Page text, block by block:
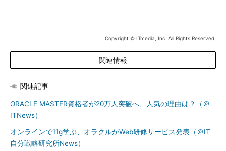
昨今、ミッションクリティカルなシステムやトランザクション
処理の増大といった環境変化が、データベースエンジニアの活動
Administrator）はもはやデータを管理・運用するだけではない。
アーキテクト（DBA）として、ローコストハイパフォーマンスな
システム設計の中核を担う存在である」（岩田氏）。日本オラク
ルは今後、上流工程で高い技能を発揮したDBAの活躍を、顧客事
例などから伝えていく方針。
Copyright © ITmedia, Inc. All Rights Reserved.
関連情報
関連記事
ORACLE MASTER資格者が20万人突破へ、人気の理由は？（＠
ITNews）
オンラインで11g学ぶ、オラクルがWeb研修サービス発表（＠IT
自分戦略研究所News）